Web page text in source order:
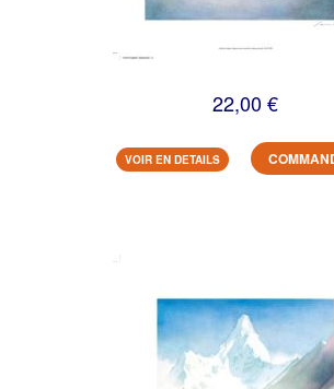
22,00 €
VOIR EN DETAILS